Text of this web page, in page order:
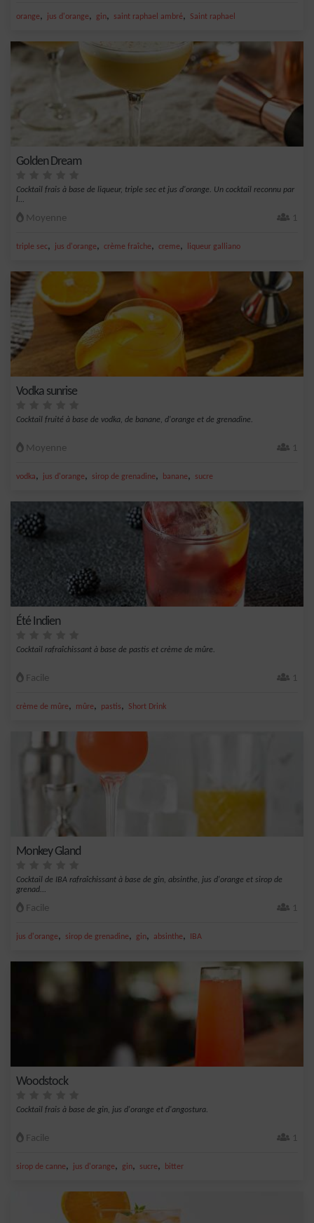
orange, jus d'orange, gin, saint raphael ambré, Saint raphael
Golden Dream
Cocktail frais à base de liqueur, triple sec et jus d'orange. Un cocktail reconnu par
l...
Moyenne 1
triple sec, jus d'orange, crème fraîche, creme, liqueur galliano
Vodka sunrise
Cocktail fruité à base de vodka, de banane, d'orange et de grenadine.
Moyenne 1
vodka, jus d'orange, sirop de grenadine, banane, sucre
Été Indien
Cocktail rafraîchissant à base de pastis et crème de mûre.
Facile 1
crème de mûre, mûre, pastis, Short Drink
Monkey Gland
Cocktail de IBA rafraîchissant à base de gin, absinthe, jus d'orange et sirop de
grenad...
Facile 1
jus d'orange, sirop de grenadine, gin, absinthe, IBA
Woodstock
Cocktail frais à base de gin, jus d'orange et d'angostura.
Facile 1
sirop de canne, jus d'orange, gin, sucre, bitter